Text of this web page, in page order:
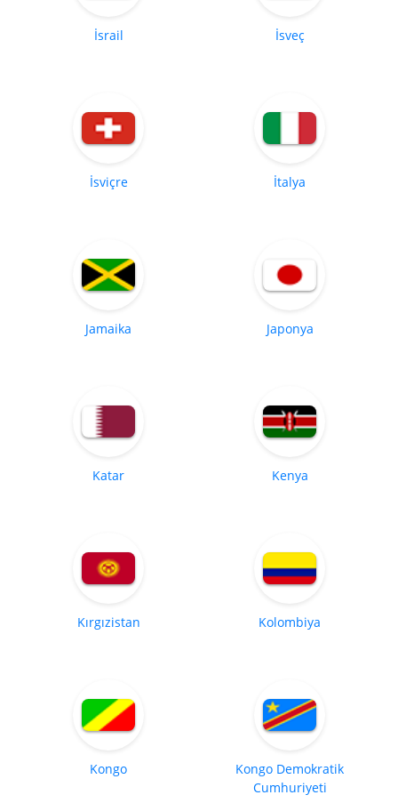
İsrail İsveç
İsviçre İtalya
Jamaika Japonya
Katar Kenya
Kırgızistan Kolombiya
Kongo
Kongo Demokratik
Cumhuriyeti